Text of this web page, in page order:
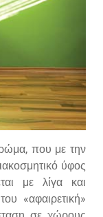
που με την
ύφος
με λίγα και
«αφαιρετική»